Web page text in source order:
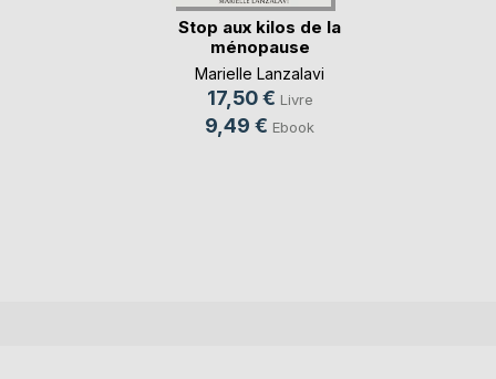
Stop aux kilos de la
ménopause
Marielle Lanzalavi
17,50 € Livre
9,49 € Ebook